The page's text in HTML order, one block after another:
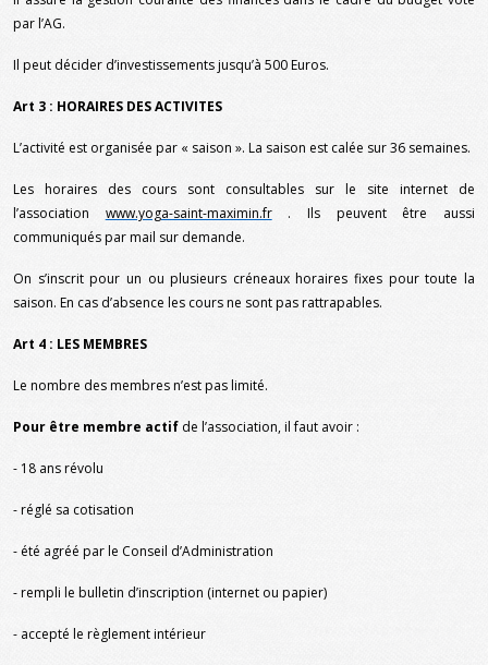
par l’AG.
Il peut décider d’investissements jusqu’à 500 Euros.
Art 3 : HORAIRES DES ACTIVITES
L’activité est organisée par « saison ». La saison est calée sur 36 semaines.
Les horaires des cours sont consultables sur le site internet de
l’association www.yoga-saint-maximin.fr. Ils peuvent être aussi
communiqués par mail sur demande.
On s’inscrit pour un ou plusieurs créneaux horaires fixes pour toute la
saison. En cas d’absence les cours ne sont pas rattrapables.
Art 4 : LES MEMBRES
Le nombre des membres n’est pas limité.
Pour être membre actif de l’association, il faut avoir :
- 18 ans révolu
- réglé sa cotisation
- été agréé par le Conseil d’Administration
- rempli le bulletin d’inscription (internet ou papier)
- accepté le règlement intérieur